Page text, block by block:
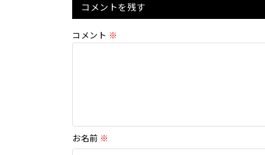
コメントを残す
コメント ※
お名前 ※